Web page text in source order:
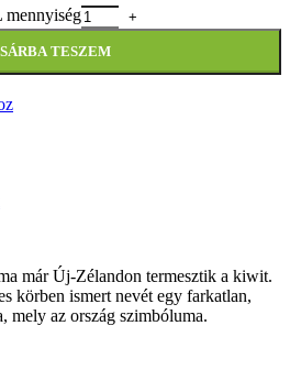
TESZEM
már Új-Zélandon termesztik a kiwit.
körben ismert nevét egy farkatlan,
mely az ország szimbóluma.